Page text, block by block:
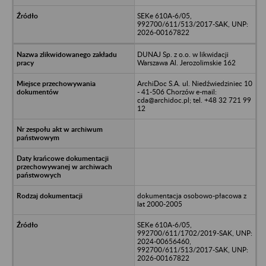
SEKe 610A-6/05,
992700/611/513/2017-SAK, UNP:
2026-00167822
DUNAJ Sp. z o.o. w likwidacji
Warszawa Al. Jerozolimskie 162
ArchiDoc S.A. ul. Niedźwiedziniec 10
- 41-506 Chorzów e-mail:
cda@archidoc.pl; tel. +48 32 721 99
12
dokumentacja osobowo-płacowa z
lat 2000-2005
SEKe 610A-6/05,
992700/611/1702/2019-SAK, UNP:
2024-00656460,
992700/611/513/2017-SAK, UNP:
2026-00167822